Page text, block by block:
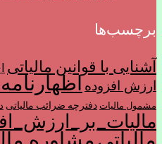
برچسب‌ها
آشنایی با قوانین مالیاتی
ارزش افزوده
مشمول ماليات دفترچه ضرائب مالیاتی